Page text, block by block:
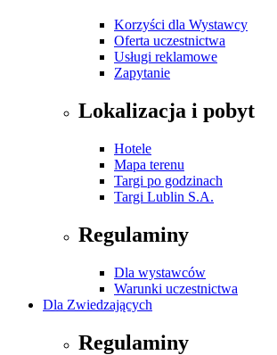
Korzyści dla Wystawcy
Oferta uczestnictwa
Usługi reklamowe
Zapytanie
Lokalizacja i pobyt
Hotele
Mapa terenu
Targi po godzinach
Targi Lublin S.A.
Regulaminy
Dla wystawców
Warunki uczestnictwa
Dla Zwiedzających
Regulaminy